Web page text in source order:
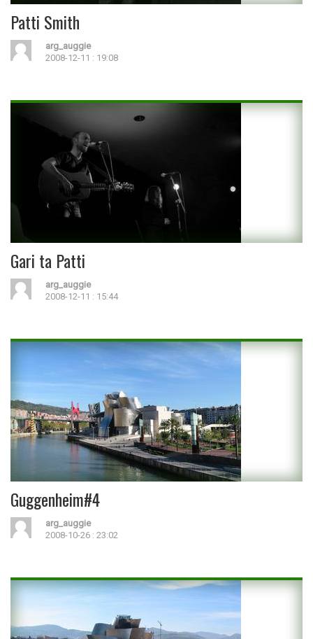
Patti Smith
arg_auggie
2008-12-11 : 19:08
Gari ta Patti
arg_auggie
2008-12-11 : 15:44
Guggenheim#4
arg_auggie
2008-10-26 : 23:02